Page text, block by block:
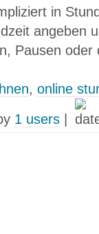
in
angeben
Pausen oder
, online
1 users